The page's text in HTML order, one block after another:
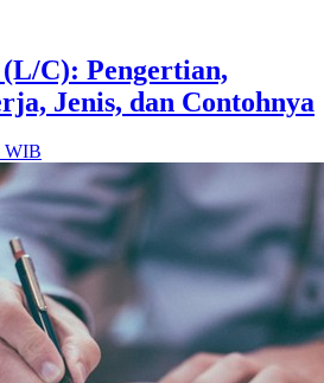
C): Pengertian,
Jenis, dan Contohnya
WIB